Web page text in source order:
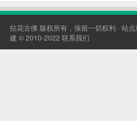
tecmint/etc $ mkdir
拈花古佛 版权所有，保留一切权利 · 站
建 © 2010-2022 联系我们